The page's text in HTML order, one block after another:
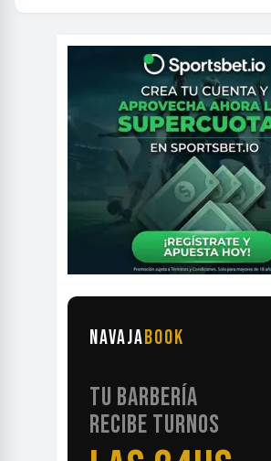
NAVAJABOOK
TU BARBERÍA
RECIBE TURNOS